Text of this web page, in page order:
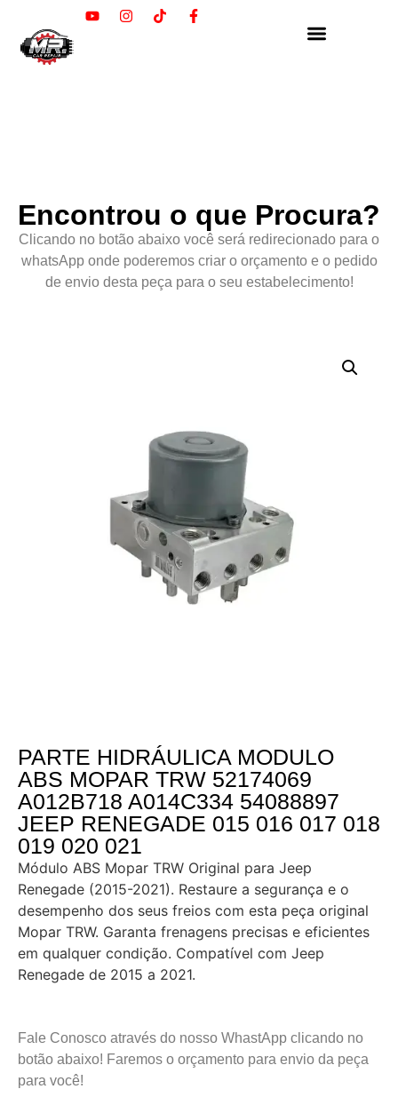
Encontrou o que Procura?
Clicando no botão abaixo você será redirecionado para o
whatsApp onde poderemos criar o orçamento e o pedido
de envio desta peça para o seu estabelecimento!
PARTE HIDRÁULICA MODULO
ABS MOPAR TRW 52174069
A012B718 A014C334 54088897
JEEP RENEGADE 015 016 017 018
019 020 021
Módulo ABS Mopar TRW Original para Jeep
Renegade (2015-2021). Restaure a segurança e o
desempenho dos seus freios com esta peça original
Mopar TRW. Garanta frenagens precisas e eficientes
em qualquer condição. Compatível com Jeep
Renegade de 2015 a 2021.
Fale Conosco através do nosso WhastApp clicando no
botão abaixo! Faremos o orçamento para envio da peça
para você!